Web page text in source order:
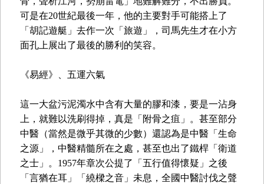
可是在20世紀最後一年，他的主要對手可能搭上了
「胡記遊艇」去作一次「旅遊」，司馬先生才在小方
面孔上展出了最後的勝利的笑容。
《易經》、五運六氣
這一大盆污泥濁水中含有大量的膠和漆，要是一沾身
上，就難以洗刷得掉，真是「附骨之疽」。甚至部分
中醫（當然是微乎其微的少數）還認為是中醫「生命
之源」，中醫精髓所在之處，甚至也出了鐵桿「衛道
之士」。1957年章次公提了「五行值得懷疑」之後
「言猶在耳」「繞樑之音」未息，全國中醫討伐之聲